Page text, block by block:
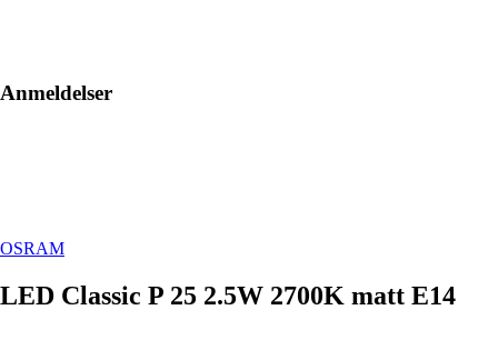
Anmeldelser
OSRAM
LED Classic P 25 2.5W 2700K matt E14